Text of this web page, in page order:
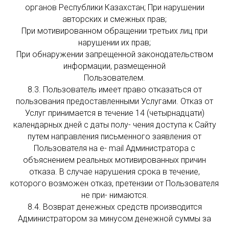
органов Республики Казахстан; При нарушении
авторских и смежных прав;
При мотивированном обращении третьих лиц при
нарушении их прав;
При обнаружении запрещенной законодательством
информации, размещенной
Пользователем.
8.3. Пользователь имеет право отказаться от
пользования предоставленными Услугами. Отказ от
Услуг принимается в течение 14 (четырнадцати)
календарных дней с даты полу- чения доступа к Сайту
путем направления письменного заявления от
Пользователя на e- mail Администратора с
объяснением реальных мотивированных причин
отказа. В случае нарушения срока в течение,
которого возможен отказ, претензии от Пользователя
не при- нимаются.
8.4. Возврат денежных средств производится
Администратором за минусом денежной суммы за